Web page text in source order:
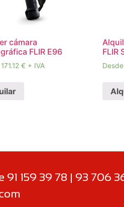
cámara
FLIR E96
€ + IVA
FLIR
159 39 78 | 93 706